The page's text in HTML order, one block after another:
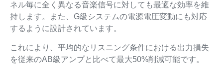
ネル毎に全く異なる音楽信号に対しても最適な効率を維
持します。また、G級システムの電源電圧変動にも対応
するように設計されています。
これにより、平均的なリスニング条件における出力損失
を従来のAB級アンプと比べて最大50%削減可能です。